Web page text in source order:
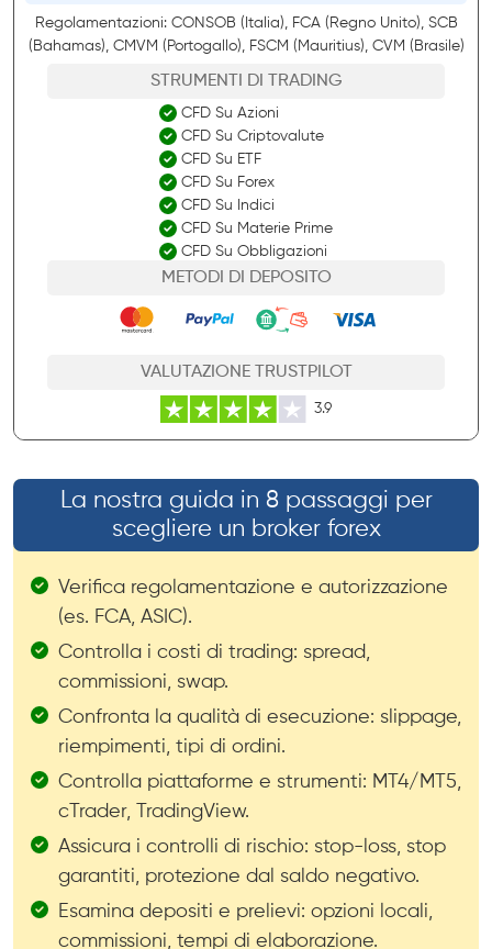
Regolamentazioni: CONSOB (Italia), FCA (Regno Unito), SCB
(Bahamas), CMVM (Portogallo), FSCM (Mauritius), CVM (Brasile)
STRUMENTI DI TRADING
CFD Su Azioni
CFD Su Criptovalute
CFD Su ETF
CFD Su Forex
CFD Su Indici
CFD Su Materie Prime
CFD Su Obbligazioni
METODI DI DEPOSITO
VALUTAZIONE TRUSTPILOT
3.9
La nostra guida in 8 passaggi per
scegliere un broker forex
Verifica regolamentazione e autorizzazione
(es. FCA, ASIC).
Controlla i costi di trading: spread,
commissioni, swap.
Confronta la qualità di esecuzione: slippage,
riempimenti, tipi di ordini.
Controlla piattaforme e strumenti: MT4/MT5,
cTrader, TradingView.
Assicura i controlli di rischio: stop-loss, stop
garantiti, protezione dal saldo negativo.
Esamina depositi e prelievi: opzioni locali,
commissioni, tempi di elaborazione.